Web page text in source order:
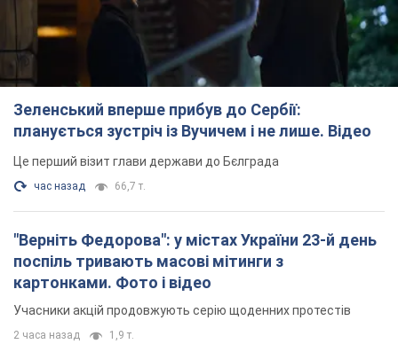
поспіль тривають масові мітинги з
картонками. Фото і відео
Учасники акцій продовжують серію щоденних протестів
2 часа назад 1,9 т.
Сенат США схвалив законопроєкт Грема про
санкції проти Росії: що далі
Документ передбачає нові економічні обмеження
час назад 4,2 т.